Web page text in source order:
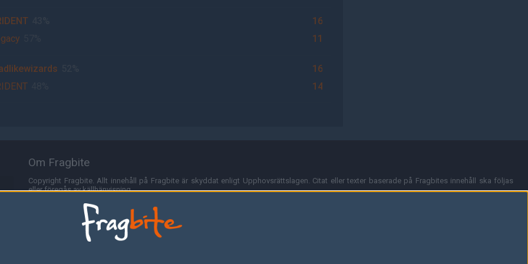
16
11
16
14
Om Fragbite
Copyright Fragbite. Allt innehåll på Fragbite är skyddat enligt Upphovsrättslagen. Citat eller texter baserade på Fragbites innehåll ska följas
eller föregås av källhänvisning.
Alla åsikter uttryckta på Fragbite representerar varje enskild skribent och överensstämmer inte nödvändigtvis med Fragbites åsikter.
Programmering och design av Fredric Bohlin. För frågor rörande sajten kan du skicka iväg ett email till